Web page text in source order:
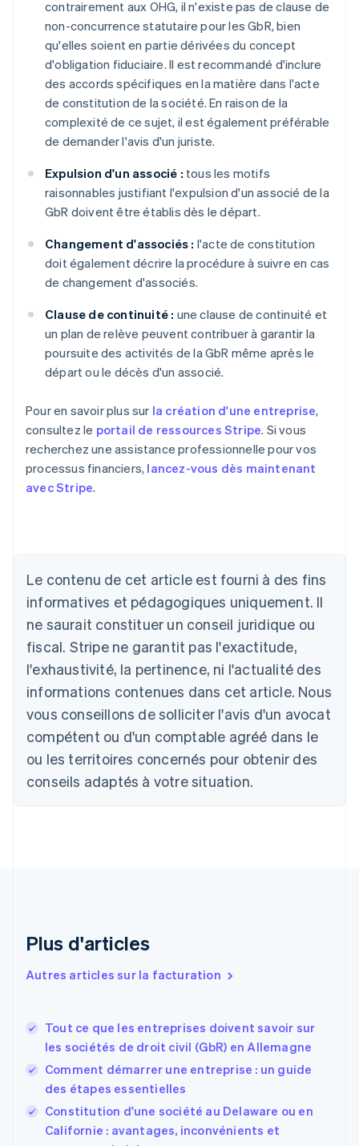
contrairement aux OHG, il n'existe pas de clause de
non-concurrence statutaire pour les GbR, bien
qu'elles soient en partie dérivées du concept
d'obligation fiduciaire. Il est recommandé d'inclure
des accords spécifiques en la matière dans l'acte
de constitution de la société. En raison de la
complexité de ce sujet, il est également préférable
de demander l'avis d'un juriste.
Expulsion d'un associé : tous les motifs
raisonnables justifiant l'expulsion d'un associé de la
GbR doivent être établis dès le départ.
Changement d'associés : l'acte de constitution
doit également décrire la procédure à suivre en cas
de changement d'associés.
Clause de continuité : une clause de continuité et
un plan de relève peuvent contribuer à garantir la
poursuite des activités de la GbR même après le
départ ou le décès d'un associé.
Pour en savoir plus sur la création d'une entreprise,
consultez le portail de ressources Stripe. Si vous
recherchez une assistance professionnelle pour vos
processus financiers, lancez-vous dès maintenant
avec Stripe.
Le contenu de cet article est fourni à des fins
informatives et pédagogiques uniquement. Il
ne saurait constituer un conseil juridique ou
fiscal. Stripe ne garantit pas l'exactitude,
l'exhaustivité, la pertinence, ni l'actualité des
informations contenues dans cet article. Nous
vous conseillons de solliciter l'avis d'un avocat
compétent ou d'un comptable agréé dans le
ou les territoires concernés pour obtenir des
conseils adaptés à votre situation.
Plus d'articles
Autres articles sur la facturation
Tout ce que les entreprises doivent savoir sur
les sociétés de droit civil (GbR) en Allemagne
Comment démarrer une entreprise : un guide
des étapes essentielles
Constitution d'une société au Delaware ou en
Californie : avantages, inconvénients et
DeutschEnglish
English
Autriche
Deutsch English
Belgique
NederlandsFrançaisDeutschEnglish
Brésil
Bulgarie
English
Canada
English Français
Chine continentale
Espagne
Estonie
EnglishEspañol 简体中文
Finlande
English Svenska
FrançaisEnglish
Gibraltar
English